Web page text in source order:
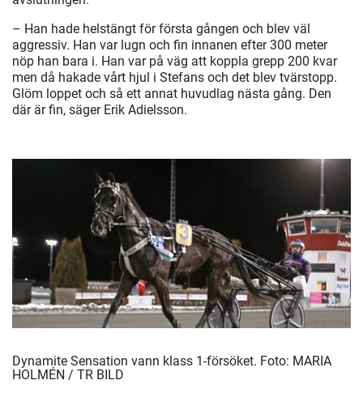
– Han hade helstängt för första gången och blev väl
aggressiv. Han var lugn och fin innanen efter 300 meter
nöp han bara i. Han var på väg att koppla grepp 200 kvar
men då hakade vårt hjul i Stefans och det blev tvärstopp.
Glöm loppet och så ett annat huvudlag nästa gång. Den
där är fin, säger Erik Adielsson.
Dynamite Sensation vann klass 1-försöket. Foto: MARIA
HOLMÉN / TR BILD